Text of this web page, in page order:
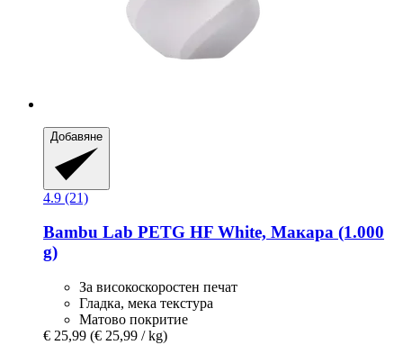
Добавяне
4.9 (21)
Bambu Lab PETG HF White, Макара (1.000
g)
За високоскоростен печат
Гладка, мека текстура
Матово покритие
€ 25,99 (€ 25,99 / kg)